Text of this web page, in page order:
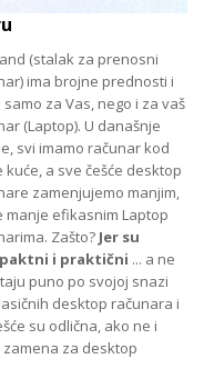
(stalak za prenosni
ima brojne prednosti i
samo za Vas, nego i za vaš
(Laptop). U današnje
svi imamo računar kod
kuće, a sve češće desktop
zamenjujemo manjim,
manje efikasnim Laptop
Zašto? Jer su
i praktični ... a ne
puno po svojoj snazi
desktop računara i
su odlična, ako ne i
zamena za desktop